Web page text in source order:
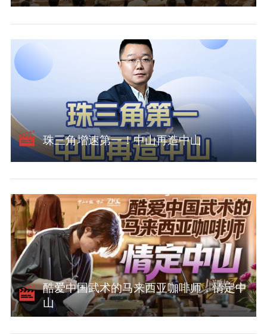
珠三角增速第一！中山再造中山
酷爱中国武术的马来西亚咖啡师，情定中
山